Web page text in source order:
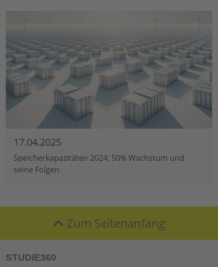
17.04.2025
Speicherkapazitäten 2024: 50% Wachstum und
seine Folgen
Zum Seitenanfang
STUDIE360